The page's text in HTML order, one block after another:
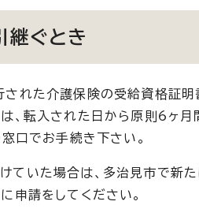
継ぐとき
れた介護保険の受給資格証明
、転入された日から原則6ヶ
口でお手続き下さい。
ていた場合は、多治見市で新
申請をしてください。